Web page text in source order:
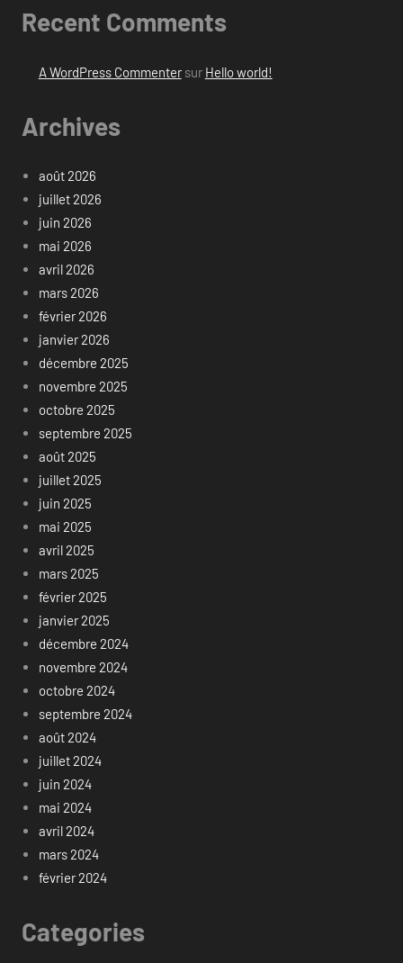
Recent Comments
A WordPress Commentersur Hello world!
Archives
août 2026
juillet 2026
juin 2026
mai 2026
avril 2026
mars 2026
février 2026
janvier 2026
décembre 2025
novembre 2025
octobre 2025
septembre 2025
août 2025
juillet 2025
juin 2025
mai 2025
avril 2025
mars 2025
février 2025
janvier 2025
décembre 2024
novembre 2024
octobre 2024
septembre 2024
août 2024
juillet 2024
juin 2024
mai 2024
avril 2024
mars 2024
février 2024
Categories